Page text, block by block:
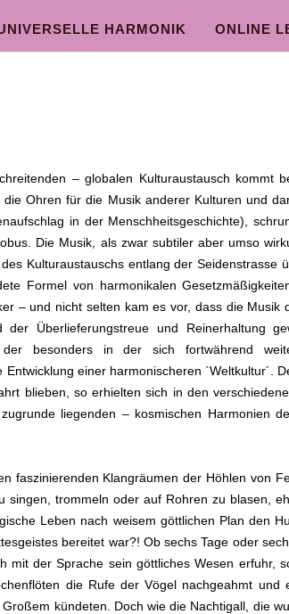
HARMONIK ONLINE
– globalen Kulturaustausch kommt
Ohren für die Musik anderer Kulturen und
in der Menschheitsgeschichte),
Die Musik, als zwar subtiler aber umso
Kulturaustauschs entlang der Seidenstrasse
Formel von harmonikalen
– und nicht selten kam es vor, dass die
Überlieferungstreue und Reinerhaltung
besonders in der sich fortwährend
einer harmonischeren `Weltkultur´.
blieben, so erhielten sich in den
liegenden – kosmischen Harmonien
faszinierenden Klangräumen der Höhlen von
trommeln oder auf Rohren zu blasen,
Leben nach weisem göttlichen Plan den
bereitet war?! Ob sechs Tage oder
der Sprache sein göttliches Wesen erfuhr,
die Rufe der Vögel nachgeahmt
kündeten. Doch wie die Nachtigall, die